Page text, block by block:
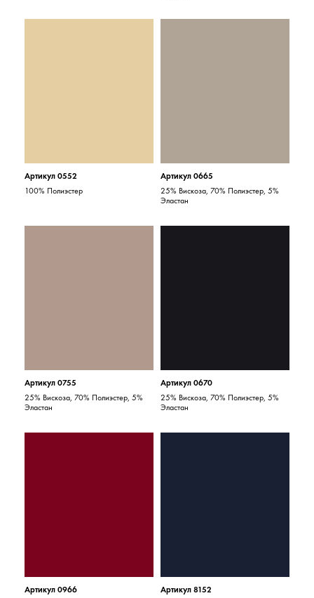
Артикул 0552
100% Полиэстер
Артикул 0665
25% Вискоза, 70% Полиэстер, 5%
Эластан
Артикул 0755
25% Вискоза, 70% Полиэстер, 5%
Эластан
Артикул 0670
25% Вискоза, 70% Полиэстер, 5%
Эластан
Артикул 0966
Артикул 8152